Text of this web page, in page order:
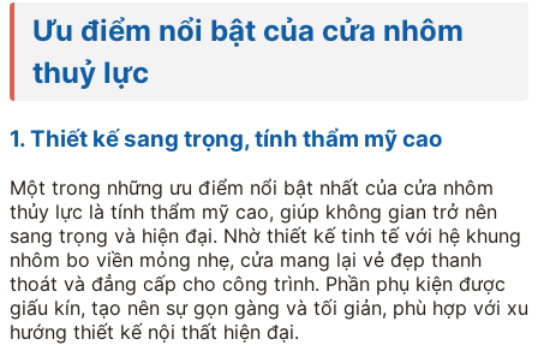
Ưu điểm nổi bật của cửa nhôm
thuỷ lực
1. Thiết kế sang trọng, tính thẩm mỹ cao
Một trong những ưu điểm nổi bật nhất của cửa nhôm
thủy lực là tính thẩm mỹ cao, giúp không gian trở nên
sang trọng và hiện đại. Nhờ thiết kế tinh tế với hệ khung
nhôm bo viền mỏng nhẹ, cửa mang lại vẻ đẹp thanh
thoát và đẳng cấp cho công trình. Phần phụ kiện được
giấu kín, tạo nên sự gọn gàng và tối giản, phù hợp với xu
hướng thiết kế nội thất hiện đại.